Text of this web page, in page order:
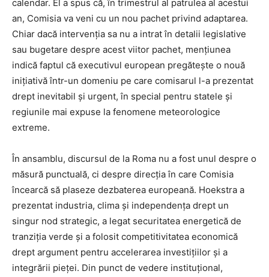
calendar. El a spus că, în trimestrul al patrulea al acestui
an, Comisia va veni cu un nou pachet privind adaptarea.
Chiar dacă intervenția sa nu a intrat în detalii legislative
sau bugetare despre acest viitor pachet, mențiunea
indică faptul că executivul european pregătește o nouă
inițiativă într-un domeniu pe care comisarul l-a prezentat
drept inevitabil și urgent, în special pentru statele și
regiunile mai expuse la fenomene meteorologice
extreme.
În ansamblu, discursul de la Roma nu a fost unul despre o
măsură punctuală, ci despre direcția în care Comisia
încearcă să plaseze dezbaterea europeană. Hoekstra a
prezentat industria, clima și independența drept un
singur nod strategic, a legat securitatea energetică de
tranziția verde și a folosit competitivitatea economică
drept argument pentru accelerarea investițiilor și a
integrării pieței. Din punct de vedere instituțional,